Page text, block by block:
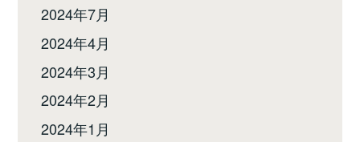
2024年7月
2024年4月
2024年3月
2024年2月
2024年1月